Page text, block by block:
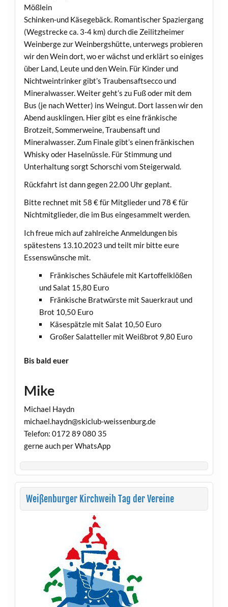
Mößlein
Schinken‐und Käsegebäck. Romantischer Spaziergang
(Wegstrecke ca. 3‐4 km) durch die Zeilitzheimer
Weinberge zur Weinbergshütte, unterwegs probieren
wir den Wein dort, wo er wächst und erklärt so einiges
über Land, Leute und den Wein. Für Kinder und
Nichtweintrinker gibt’s Traubensaftsecco und
Mineralwasser. Weiter geht’s zu Fuß oder mit dem
Bus (je nach Wetter) ins Weingut. Dort lassen wir den
Abend ausklingen. Hier gibt es eine fränkische
Brotzeit, Sommerweine, Traubensaft und
Mineralwasser. Zum Finale gibt’s einen fränkischen
Whisky oder Haselnüssle. Für Stimmung und
Unterhaltung sorgt Schorschi vom Steigerwald.
Rückfahrt ist dann gegen 22.00 Uhr geplant.
Bitte rechnet mit 58 € für Mitglieder und 78 € für
Nichtmitglieder, die im Bus eingesammelt werden.
Ich freue mich auf zahlreiche Anmeldungen bis
spätestens 13.10.2023 und teilt mir bitte eure
Essenswünsche mit.
Fränkisches Schäufele mit Kartoffelklößen
und Salat 15,80 Euro
Fränkische Bratwürste mit Sauerkraut und
Brot 10,50 Euro
Käsespätzle mit Salat 10,50 Euro
Großer Salatteller mit Weißbrot 9,80 Euro
Bis bald euer
Mike
Michael Haydn
michael.haydn@skiclub-weissenburg.de
Telefon: 0172 89 080 35
gerne auch per WhatsApp
Weißenburger Kirchweih Tag der Vereine